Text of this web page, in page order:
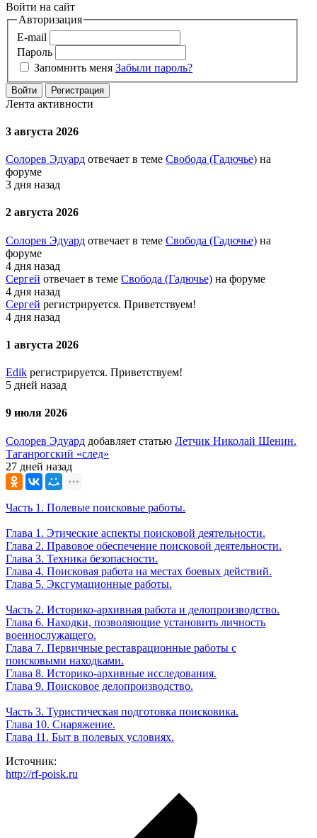
Войти на сайт
Авторизация
E-mail
Пароль
Запомнить меня Забыли пароль?
Войти Регистрация
Лента активности
3 августа 2026
Солорев Эдуард отвечает в теме Свобода (Гадючье) на
форуме
3 дня назад
2 августа 2026
Солорев Эдуард отвечает в теме Свобода (Гадючье) на
форуме
4 дня назад
Сергей отвечает в теме Свобода (Гадючье) на форуме
4 дня назад
Сергей регистрируется. Приветствуем!
4 дня назад
1 августа 2026
Edik регистрируется. Приветствуем!
5 дней назад
9 июля 2026
Солорев Эдуард добавляет статью Летчик Николай Шенин.
Таганрогский «след»
27 дней назад
Часть 1. Полевые поисковые работы.
Глава 1. Этические аспекты поисковой деятельности.
Глава 2. Правовое обеспечение поисковой деятельности.
Глава 3. Техника безопасности.
Глава 4. Поисковая работа на местах боевых действий.
Глава 5. Эксгумационные работы.
Часть 2. Историко-архивная работа и делопроизводство.
Глава 6. Находки, позволяющие установить личность
военнослужащего.
Глава 7. Первичные реставрационные работы с
поисковыми находками.
Глава 8. Историко-архивные исследования.
Глава 9. Поисковое делопроизводство.
Часть 3. Туристическая подготовка поисковика.
Глава 10. Снаряжение.
Глава 11. Быт в полевых условиях.
Источник:
http://rf-poisk.ru